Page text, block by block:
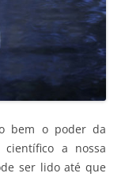
bem o poder da
a nossa
ser lido até que